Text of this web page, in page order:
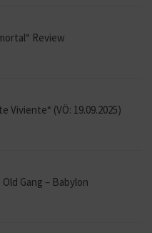
Review
Viviente“ (VÖ: 19.09.2025)
Gang – Babylon